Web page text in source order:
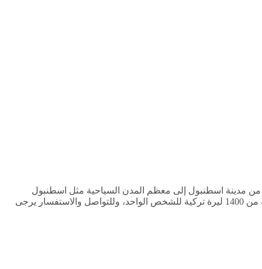
من مدينة اسطنبول إلى معظم المدن السياحية مثل اسطنبول
وطرابزون وبورصة بأسعار معقولة جدًا مع ضمان تقديم خدمة متميزة لأن راحتكم خلال رحلاتنا هي من أولوياتنا، وتبدأ أسعار الرحلات الجماعية من 1400 ليرة تركية للشخص الواحد، وللتواصل والاستفسار يرجى